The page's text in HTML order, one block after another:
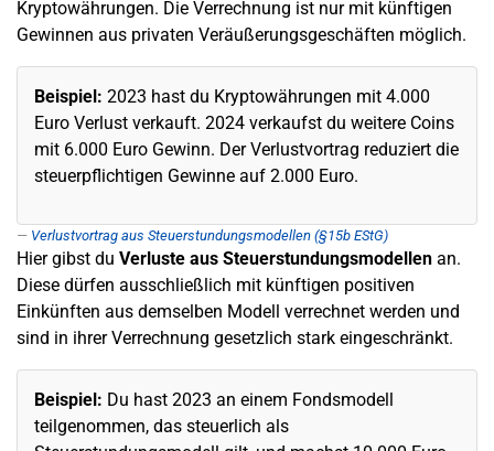
Kryptowährungen. Die Verrechnung ist nur mit künftigen
Gewinnen aus privaten Veräußerungsgeschäften möglich.
Beispiel: 2023 hast du Kryptowährungen mit 4.000
Euro Verlust verkauft. 2024 verkaufst du weitere Coins
mit 6.000 Euro Gewinn. Der Verlustvortrag reduziert die
steuerpflichtigen Gewinne auf 2.000 Euro.
Verlustvortrag aus Steuerstundungsmodellen (§15b EStG)
Hier gibst du Verluste aus Steuerstundungsmodellen an.
Diese dürfen ausschließlich mit künftigen positiven
Einkünften aus demselben Modell verrechnet werden und
sind in ihrer Verrechnung gesetzlich stark eingeschränkt.
Beispiel: Du hast 2023 an einem Fondsmodell
teilgenommen, das steuerlich als